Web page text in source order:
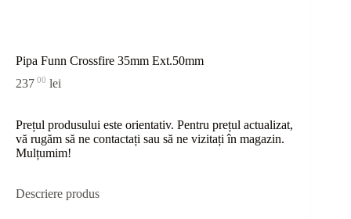
Pipa Funn Crossfire 35mm Ext.50mm
237 00 lei
Prețul produsului este orientativ. Pentru prețul actualizat,
vă rugăm să ne contactați sau să ne vizitați în magazin.
Mulțumim!
Descriere produs